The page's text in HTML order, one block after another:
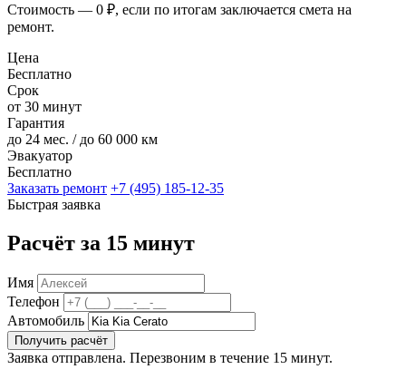
Стоимость — 0 ₽, если по итогам заключается смета на
ремонт.
Цена
Бесплатно
Срок
от 30 минут
Гарантия
до 24 мес. / до 60 000 км
Эвакуатор
Бесплатно
Заказать ремонт +7 (495) 185-12-35
Быстрая заявка
Расчёт за 15 минут
Имя
Телефон
Автомобиль
Получить расчёт
Заявка отправлена. Перезвоним в течение 15 минут.